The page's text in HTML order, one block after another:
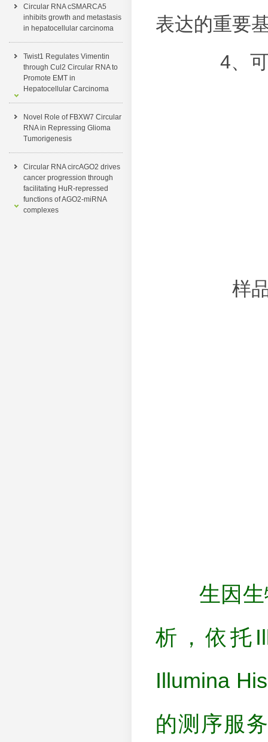
Circular RNA cSMARCA5
inhibits growth and metastasis
in hepatocellular carcinoma
Twist1 Regulates Vimentin
through Cul2 Circular RNA to
Promote EMT in
Hepatocellular Carcinoma
Novel Role of FBXW7 Circular
RNA in Repressing Glioma
Tumorigenesis
Circular RNA circAGO2 drives
cancer progression through
facilitating HuR-repressed
functions of AGO2-miRNA
complexes
表达的重要
4、
样
生因生物
析，依托
Illumina
的测序服